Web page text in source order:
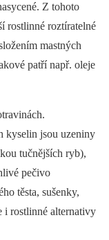
Z tohoto
rostlinné roztíratelné
mastných
patří např. oleje
kyselin jsou uzeniny
tučnějších ryb),
pečivo
těsta, sušenky,
i rostlinné alternativy